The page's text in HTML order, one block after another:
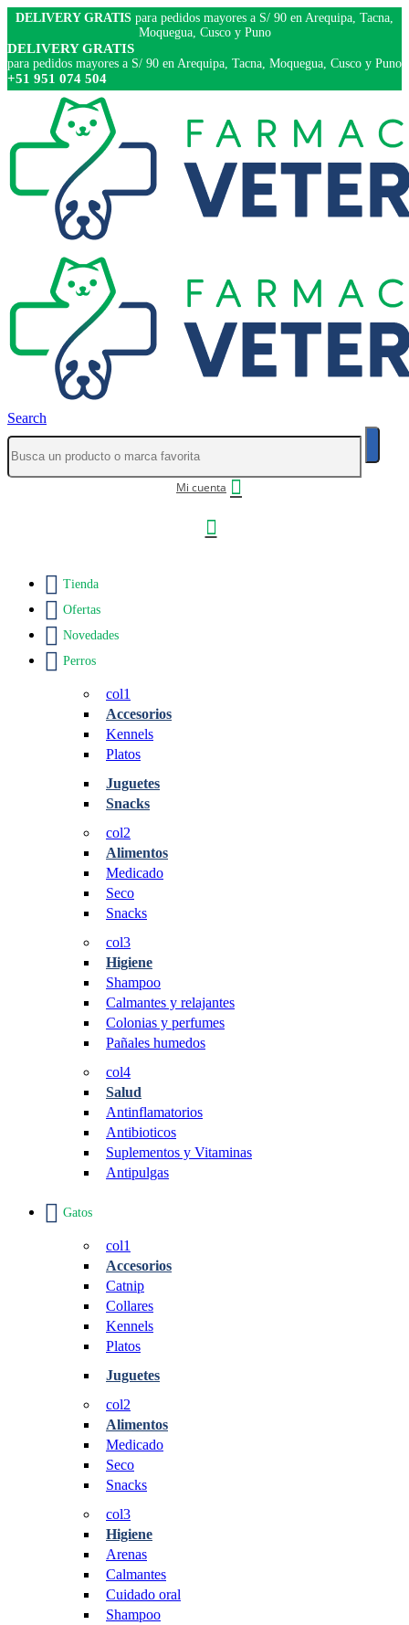
DELIVERY GRATIS para pedidos mayores a S/ 90 en Arequipa, Tacna,
Moquegua, Cusco y Puno
DELIVERY GRATIS
para pedidos mayores a S/ 90 en Arequipa, Tacna, Moquegua, Cusco y Puno
+51 951 074 504
Search
Mi cuenta
Tienda
Ofertas
Novedades
Perros
col1
Accesorios
Kennels
Platos
Juguetes
Snacks
col2
Alimentos
Medicado
Seco
Snacks
col3
Higiene
Shampoo
Calmantes y relajantes
Colonias y perfumes
Pañales humedos
col4
Salud
Antinflamatorios
Antibioticos
Suplementos y Vitaminas
Antipulgas
Gatos
col1
Accesorios
Catnip
Collares
Kennels
Platos
Juguetes
col2
Alimentos
Medicado
Seco
Snacks
col3
Higiene
Arenas
Calmantes
Cuidado oral
Shampoo